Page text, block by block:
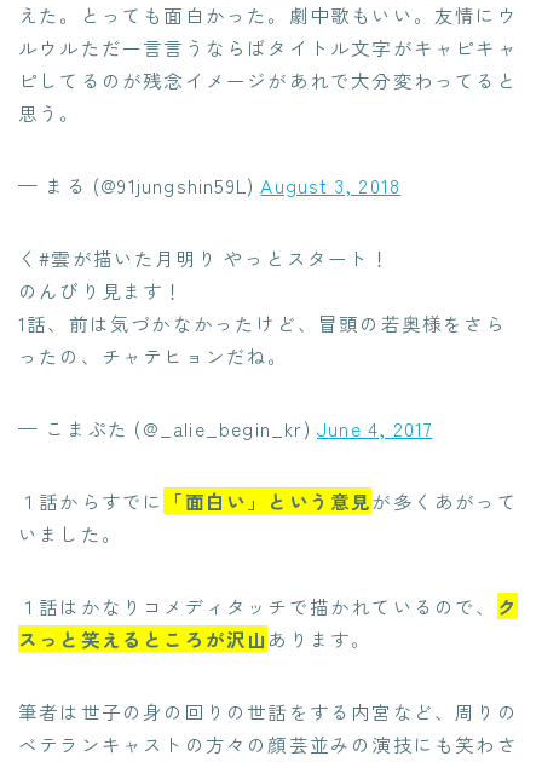
えた。とっても面白かった。劇中歌もいい。友情にウ
ルウルただ一言言うならばタイトル文字がキャピキャ
ピしてるのが残念イメージがあれで大分変わってると
思う。
— まる (@91jungshin59L)August 3, 2018
く#雲が描いた月明り やっとスタート！
のんびり見ます！
1話、前は気づかなかったけど、冒頭の若奥様をさら
ったの、チャテヒョンだね。
— こまぷた (@_alie_begin_kr) June 4, 2017
１話からすでに 「面白い」という意見が多くあがって
いました。
１話はかなりコメディタッチで描かれているので、
ク
スっと笑えるところが沢山 あります。
筆者は世子の身の回りの世話をする内宮など、周りの
ベテランキャストの方々の顔芸並みの演技にも笑わさ